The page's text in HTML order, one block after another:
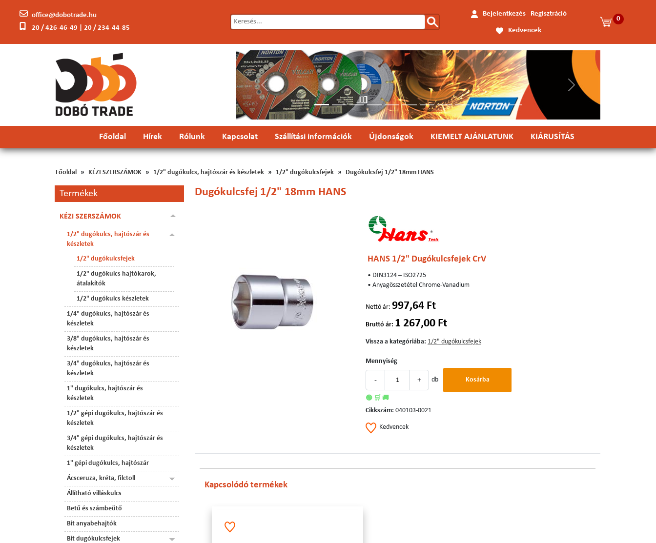
office@dobotrade.hu
20 / 426-46-49 | 20 / 234-44-85
Bejelentkezés Regisztráció
Kedvencek
0
Előző Következő
Főoldal Hírek Rólunk Kapcsolat Szállítási információk Újdonságok KIEMELT AJÁNLATUNK KIÁRUSÍTÁS
Főoldal KÉZI SZERSZÁMOK 1/2" dugókulcs, hajtószár és készletek 1/2" dugókulcsfejek Dugókulcsfej 1/2" 18mm HANS
Termékek
KÉZI SZERSZÁMOK
1/2" dugókulcs, hajtószár és
készletek
1/2" dugókulcsfejek
1/2" dugókulcs hajtókarok,
átalakítók
1/2" dugókulcs készletek
1/4" dugókulcs, hajtószár és
készletek
3/8" dugókulcs, hajtószár és
készletek
3/4" dugókulcs, hajtószár és
készletek
1" dugókulcs, hajtószár és
készletek
1/2" gépi dugókulcs, hajtószár és
készletek
3/4" gépi dugókulcs, hajtószár és
készletek
1" gépi dugókulcs, hajtószár
Ácsceruza, kréta, filctoll
Állítható villáskulcs
Betű és számbeütő
Bit anyabehajtók
Bit dugókulcsfejek
Dugókulcsfej 1/2" 18mm HANS
HANS 1/2" Dugókulcsfejek CrV
• DIN3124 – ISO2725
• Anyagösszetétel Chrome-Vanadium
Nettó ár: 997,64 Ft
Bruttó ár: 1 267,00 Ft
Vissza a kategóriába: 1/2" dugókulcsfejek
Mennyiség
- + db Kosárba
🟢 🛒 🚚
Cikkszám: 040103-0021
Kedvencek
Kapcsolódó termékek